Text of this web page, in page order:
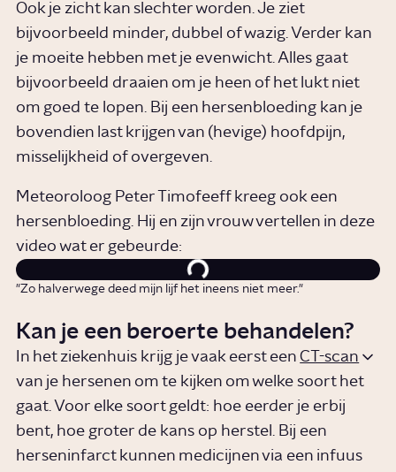
Ook je zicht kan slechter worden. Je ziet
bijvoorbeeld minder, dubbel of wazig. Verder kan
je moeite hebben met je evenwicht. Alles gaat
bijvoorbeeld draaien om je heen of het lukt niet
om goed te lopen. Bij een hersenbloeding kan je
bovendien last krijgen van (hevige) hoofdpijn,
misselijkheid of overgeven.
Meteoroloog Peter Timofeeff kreeg ook een
hersenbloeding. Hij en zijn vrouw vertellen in deze
video wat er gebeurde:
"Zo halverwege deed mijn lijf het ineens niet meer."
Kan je een beroerte behandelen?
In het ziekenhuis krijg je vaak eerst eenCT-scan
van je hersenen om te kijken om welke soort het
gaat. Voor elke soort geldt: hoe eerder je erbij
bent, hoe groter de kans op herstel. Bij een
herseninfarct kunnen medicijnen via een infuus